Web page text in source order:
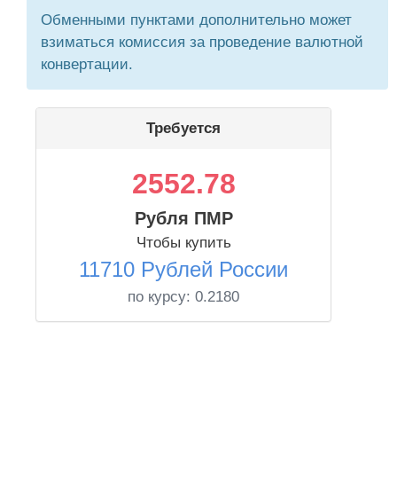
Обменными пунктами дополнительно может
взиматься комиссия за проведение валютной
конвертации.
Требуется
2552.78
Рубля ПМР
Чтобы купить
11710 Рублей России
по курсу: 0.2180